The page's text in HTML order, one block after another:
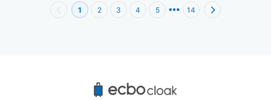
1 2 3 4 5 14
なんばHatch周辺のおすすめコインロッカー